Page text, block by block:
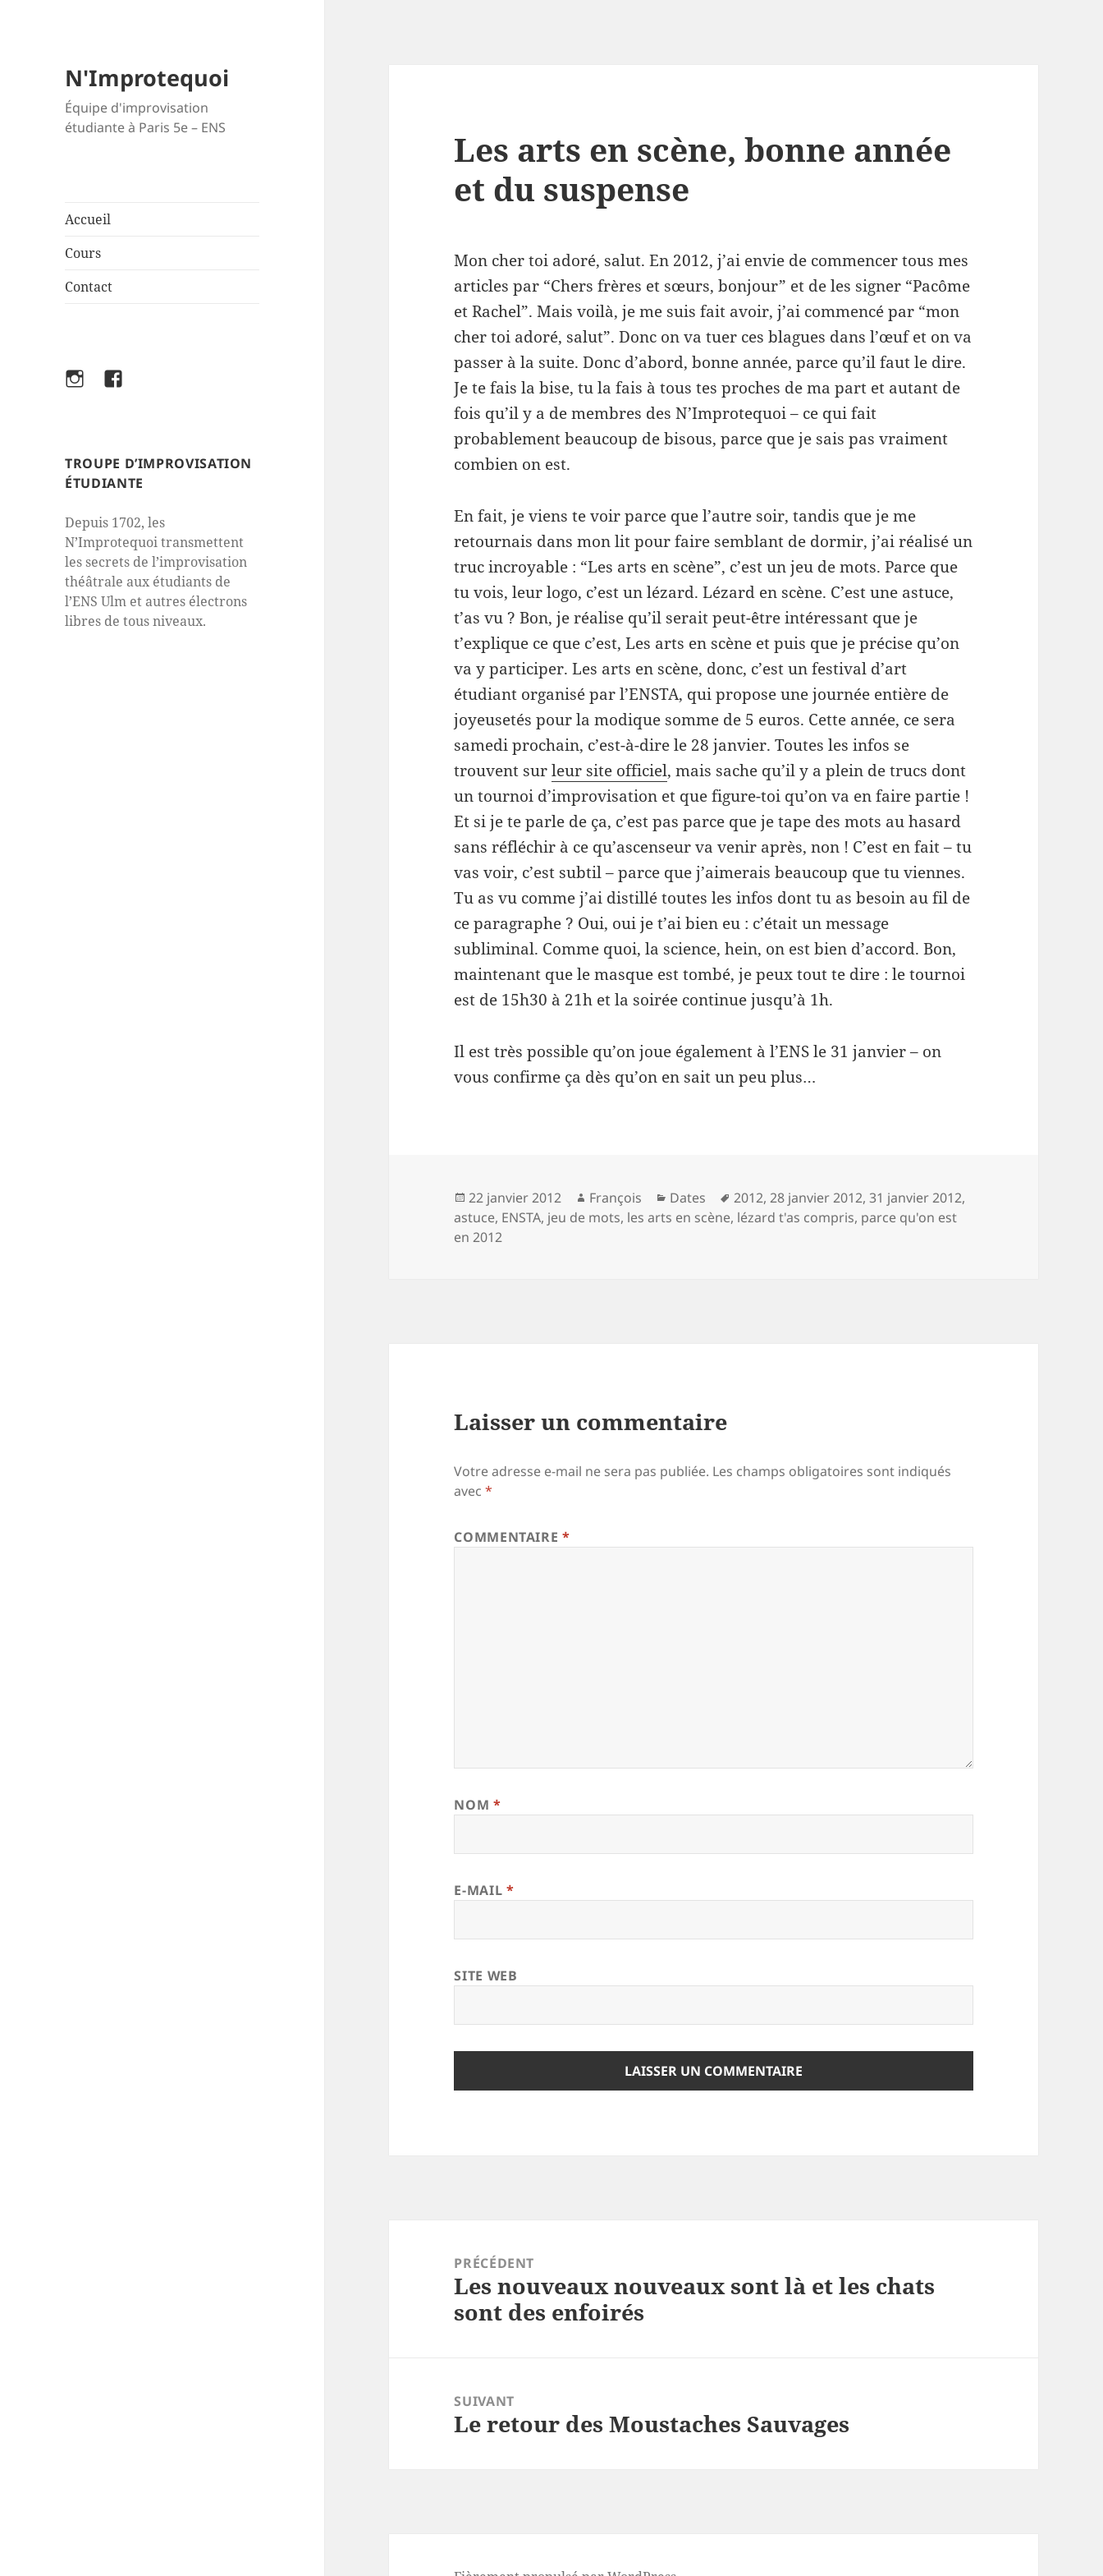
N'Improtequoi
Équipe d'improvisation
étudiante à Paris 5e – ENS
Accueil
Cours
Contact
InstagramFacebook
TROUPE D’IMPROVISATION
ÉTUDIANTE
Depuis 1702, les
N’Improtequoi transmettent
les secrets de l’improvisation
théâtrale aux étudiants de
l’ENS Ulm et autres électrons
libres de tous niveaux.
Les arts en scène, bonne année
et du suspense
Mon cher toi adoré, salut. En 2012, j’ai envie de commencer tous mes
articles par “Chers frères et sœurs, bonjour” et de les signer “Pacôme
et Rachel”. Mais voilà, je me suis fait avoir, j’ai commencé par “mon
cher toi adoré, salut”. Donc on va tuer ces blagues dans l’œuf et on va
passer à la suite. Donc d’abord, bonne année, parce qu’il faut le dire.
Je te fais la bise, tu la fais à tous tes proches de ma part et autant de
fois qu’il y a de membres des N’Improtequoi – ce qui fait
probablement beaucoup de bisous, parce que je sais pas vraiment
combien on est.
En fait, je viens te voir parce que l’autre soir, tandis que je me
retournais dans mon lit pour faire semblant de dormir, j’ai réalisé un
truc incroyable : “Les arts en scène”, c’est un jeu de mots. Parce que
tu vois, leur logo, c’est un lézard. Lézard en scène. C’est une astuce,
t’as vu ? Bon, je réalise qu’il serait peut-être intéressant que je
t’explique ce que c’est, Les arts en scène et puis que je précise qu’on
va y participer. Les arts en scène, donc, c’est un festival d’art
étudiant organisé par l’ENSTA, qui propose une journée entière de
joyeusetés pour la modique somme de 5 euros. Cette année, ce sera
samedi prochain, c’est-à-dire le 28 janvier. Toutes les infos se
trouvent surleur site officiel, mais sache qu’il y a plein de trucs dont
un tournoi d’improvisation et que figure-toi qu’on va en faire partie !
Et si je te parle de ça, c’est pas parce que je tape des mots au hasard
sans réfléchir à ce qu’ascenseur va venir après, non ! C’est en fait – tu
vas voir, c’est subtil – parce que j’aimerais beaucoup que tu viennes.
Tu as vu comme j’ai distillé toutes les infos dont tu as besoin au fil de
ce paragraphe ? Oui, oui je t’ai bien eu : c’était un message
subliminal. Comme quoi, la science, hein, on est bien d’accord. Bon,
maintenant que le masque est tombé, je peux tout te dire : le tournoi
est de 15h30 à 21h et la soirée continue jusqu’à 1h.
Il est très possible qu’on joue également à l’ENS le 31 janvier – on
vous confirme ça dès qu’on en sait un peu plus…
Publié
le
22 janvier 2012 Auteur
François Catégories
Dates
Mots-
clés
2012,28 janvier 2012,31 janvier 2012,
astuce, ENSTA, jeu de mots, les arts en scène, lézard t'as compris, parce qu'on est
en 2012
Laisser un commentaire
Votre adresse e-mail ne sera pas publiée. Les champs obligatoires sont indiqués
avec*
COMMENTAIRE*
NOM *
E-MAIL *
SITE WEB
PRÉCÉDENT
Article
précédent :
Les nouveaux nouveaux sont là et les chats
sont des enfoirés
SUIVANT
Article
Le retour des Moustaches Sauvages